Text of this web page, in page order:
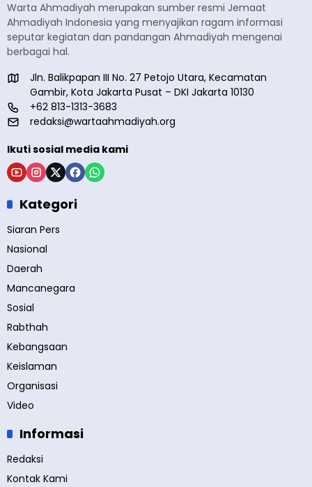
Warta Ahmadiyah merupakan sumber resmi Jemaat
Ahmadiyah Indonesia yang menyajikan ragam informasi
seputar kegiatan dan pandangan Ahmadiyah mengenai
berbagai hal.
Jln. Balikpapan III No. 27 Petojo Utara, Kecamatan
Gambir, Kota Jakarta Pusat – DKI Jakarta 10130
+62 813-1313-3683
redaksi@wartaahmadiyah.org
Ikuti sosial media kami
Kategori
Siaran Pers
Nasional
Daerah
Mancanegara
Sosial
Rabthah
Kebangsaan
Keislaman
Organisasi
Video
Informasi
Redaksi
Kontak Kami